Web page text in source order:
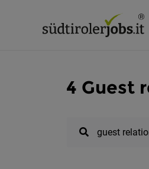
4 Guest